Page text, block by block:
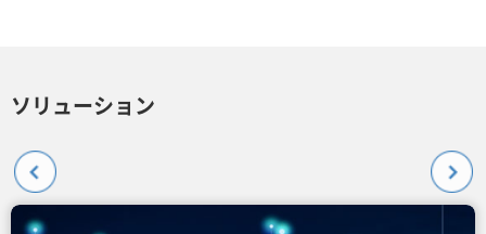
ソリューション